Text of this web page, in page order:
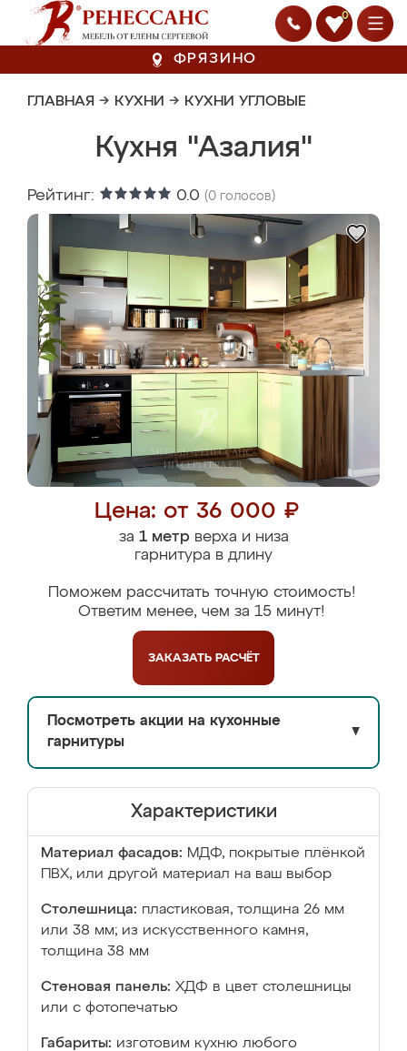
0
ФРЯЗИНО
ГЛАВНАЯ → КУХНИ → КУХНИ УГЛОВЫЕ
Кухня "Азалия"
Рейтинг: 0.0 (0 голосов)
Цена: от 36 000 ₽
за 1 метрверха и низа
гарнитура в длину
Поможем рассчитать точную стоимость!
Ответим менее, чем за 15 минут!
ЗАКАЗАТЬ РАСЧЁТ
Посмотреть акции на кухонные
гарнитуры
▼
Характеристики
Материал фасадов: МДФ, покрытые плёнкой
ПВХ, или другой материал на ваш выбор
Столешница: пластиковая, толщина 26 мм
или 38 мм; из искусственного камня,
толщина 38 мм
Стеновая панель: ХДФ в цвет столешницы
или с фотопечатью
Габариты: изготовим кухню любого